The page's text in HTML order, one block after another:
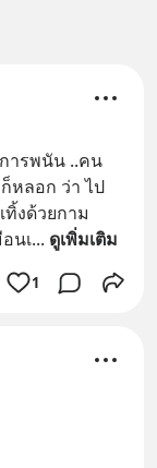
ารพนัน ..คน
หลอก ว่า ไป
งด้วยกาม
นเ... ดูเพิ่มเติม
1